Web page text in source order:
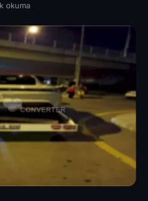
okuma